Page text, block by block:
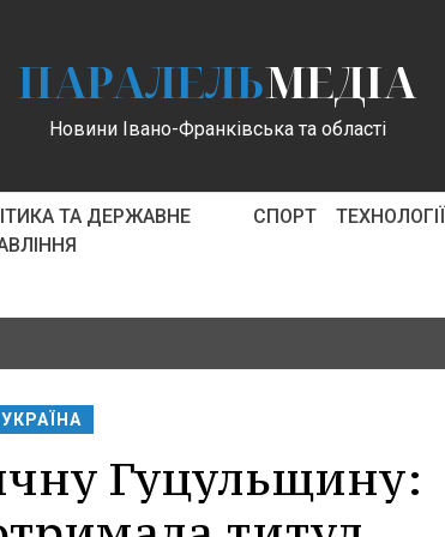
ПАРАЛЕЛЬМЕДІА
Новини Івано-Франківська та області
ТА ДЕРЖАВНЕ
СПОРТ ТЕХНОЛОГІЇ
УКРАЇНА
Гуцульщину: